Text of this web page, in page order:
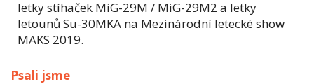
letky stíhaček MiG-29M / MiG-29M2 a letky
letounů Su-30MKA na Mezinárodní letecké show
MAKS 2019.
Psali jsme